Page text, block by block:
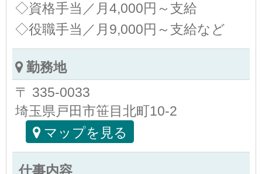
◇資格手当／月4,000円～支給
◇役職手当／月9,000円～支給など
勤務地
〒 335-0033
埼玉県戸田市笹目北町10-2
マップを見る
仕事内容